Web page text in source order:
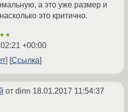
а это уже размер и
это критично.
+00:00
Ссылка
от dinn 18.01.2017 11:54:37